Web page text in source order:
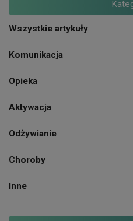
Wszystkie artykuły
Komunikacja
Opieka
Aktywacja
Odżywianie
Choroby
Inne